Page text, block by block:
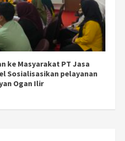
ke Masyarakat PT Jasa
Sosialisasikan pelayanan
Ogan Ilir